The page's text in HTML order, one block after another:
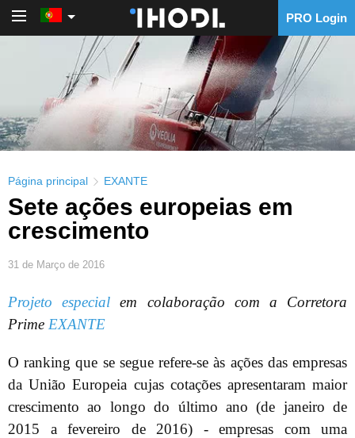
PRO Login
Página principal EXANTE
Sete ações europeias em
crescimento
31 de Março de 2016
Projeto especial em colaboração com a Corretora
Prime EXANTE
O ranking que se segue refere-se às ações das empresas
da União Europeia cujas cotações apresentaram maior
crescimento ao longo do último ano (de janeiro de
2015 a fevereiro de 2016) - empresas com uma